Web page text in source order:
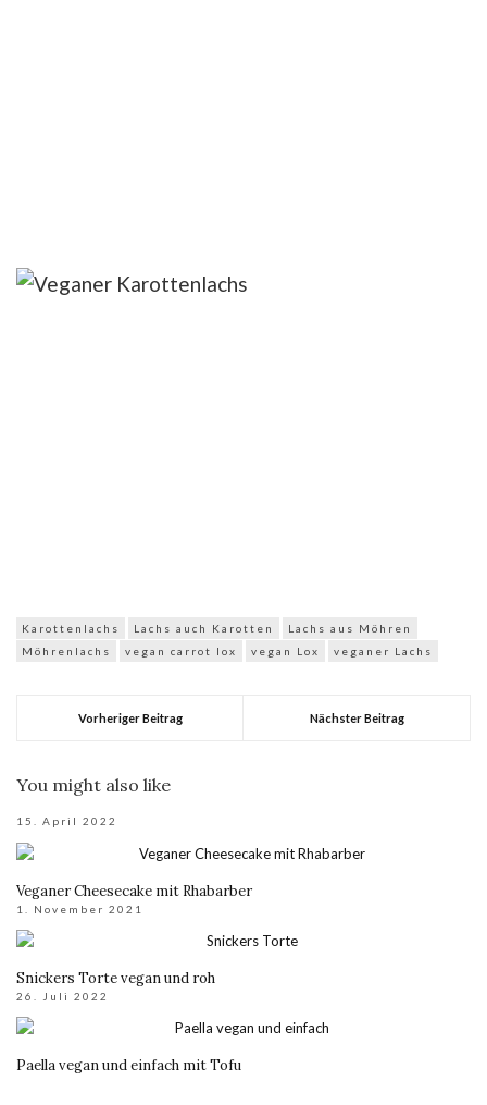
Karottenlachs Lachs auch Karotten
Lachs aus Möhren
Möhrenlachs
vegan carrot lox vegan Lox veganer Lachs
Vorheriger Beitrag Nächster Beitrag
You might also like
15. April 2022
Veganer Cheesecake mit Rhabarber
1. November 2021
Snickers Torte vegan und roh
26. Juli 2022
Paella vegan und einfach mit Tofu